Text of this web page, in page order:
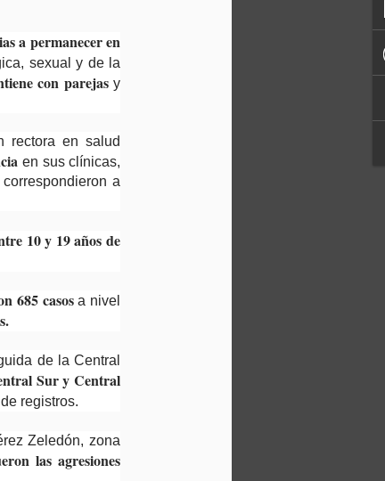
a permanecer en
sexual y de la
con parejasy
rectora en salud
en sus clínicas,
a
10 y 19 años de
685 casosa nivel
de la Central
Sur y Central
registros.
Zeledón, zona
las agresiones
jugó en contra de las mujeres